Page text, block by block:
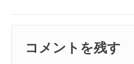
シ
ョ
ンコメントを残す